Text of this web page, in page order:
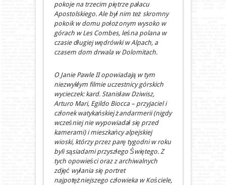
pokoje na trzecim piętrze pałacu
Apostolskiego. Ale był nim też skromny
pokoik w domu położonym wysoko w
górach w Les Combes, leśna polana w
czasie długiej wędrówki w Alpach, a
czasem dom drwala w Dolomitach.
O Janie Pawle II opowiadają w tym
niezwykłym filmie uczestnicy górskich
wycieczek: kard. Stanisław Dziwisz,
Arturo Mari, Egildo Biocca – przyjaciel i
członek watykańskiej żandarmerii (nigdy
wcześniej nie wypowiadał się przed
kamerami) i mieszkańcy alpejskiej
wioski, którzy przez parę tygodni w roku
byli sąsiadami przyszłego Świętego. Z
tych opowieści oraz z archiwalnych
zdjęć wyłania się portret
najpotężniejszego człowieka w Kościele,